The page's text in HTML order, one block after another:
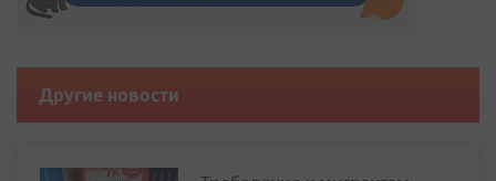
Другие новости